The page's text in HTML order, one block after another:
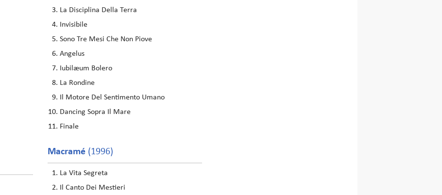
La Disciplina Della Terra
Invisibile
Sono Tre Mesi Che Non Piove
Angelus
Iubilæum Bolero
La Rondine
Il Motore Del Sentimento Umano
Dancing Sopra Il Mare
Finale
Macramé (1996)
La Vita Segreta
Il Canto Dei Mestieri